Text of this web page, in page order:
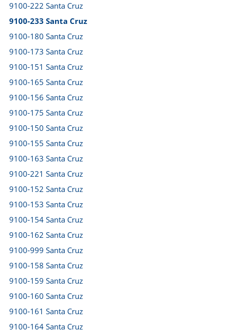
9100-222 Santa Cruz
9100-233 Santa Cruz
9100-180 Santa Cruz
9100-173 Santa Cruz
9100-151 Santa Cruz
9100-165 Santa Cruz
9100-156 Santa Cruz
9100-175 Santa Cruz
9100-150 Santa Cruz
9100-155 Santa Cruz
9100-163 Santa Cruz
9100-221 Santa Cruz
9100-152 Santa Cruz
9100-153 Santa Cruz
9100-154 Santa Cruz
9100-162 Santa Cruz
9100-999 Santa Cruz
9100-158 Santa Cruz
9100-159 Santa Cruz
9100-160 Santa Cruz
9100-161 Santa Cruz
9100-164 Santa Cruz